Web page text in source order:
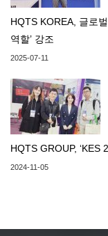
HQTS KOREA, 글로
역할’ 강조
2025-07-11
HQTS GROUP, ‘KES
2024-11-05